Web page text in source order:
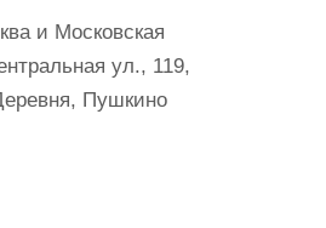
и Московская
ул., 119,
Пушкино